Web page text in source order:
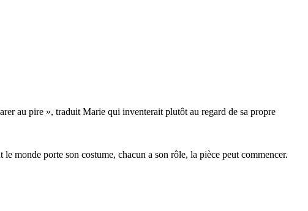
au pire », traduit Marie qui inventerait plutôt au regard de sa propre
monde porte son costume, chacun a son rôle, la pièce peut commencer.